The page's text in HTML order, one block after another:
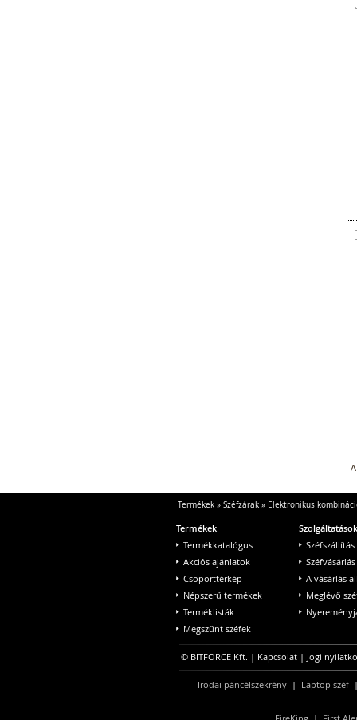
Termékek» Széfzárak» Elektronikus
Termékek
Termékkatalógus
Akciós ajánlatok
Csoporttérkép
Népszerű termékek
Terméklisták
Megszűnt széfek
Szolgáltatások
A vásárlás
Meglévő
© BITFORCE Kft. | Kapcsolat | Jogi
Irodai páncélszekrény| Laptop széf